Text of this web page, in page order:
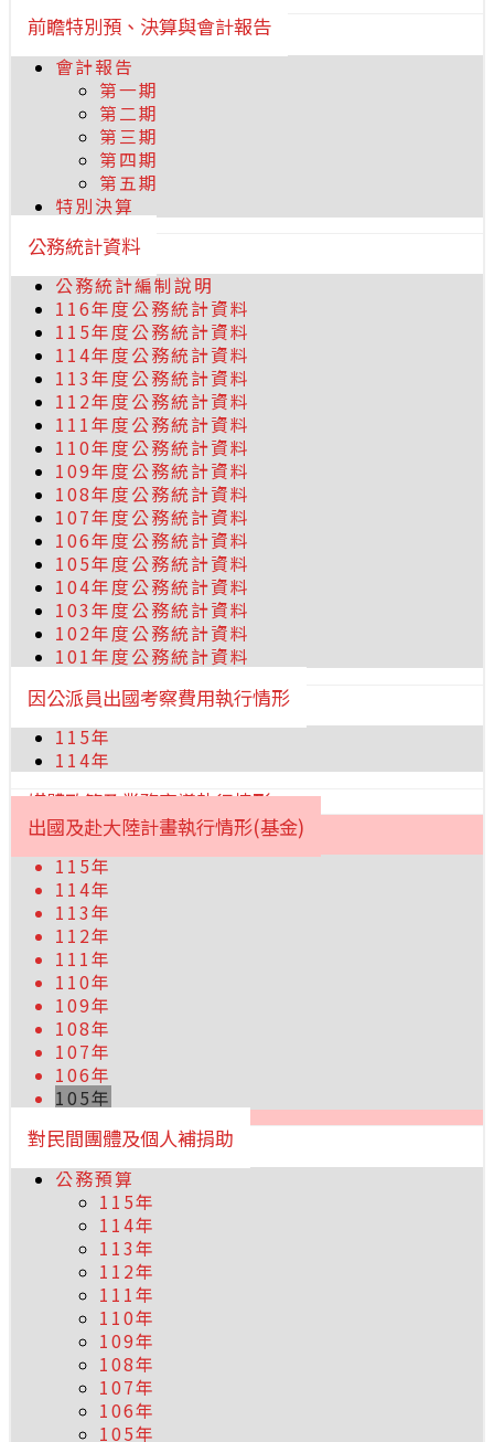
前瞻特別預、決算與會計報告
會計報告
第一期
第二期
第三期
第四期
第五期
特別決算
公務統計資料
公務統計編制說明
116年度公務統計資料
115年度公務統計資料
114年度公務統計資料
113年度公務統計資料
112年度公務統計資料
111年度公務統計資料
110年度公務統計資料
109年度公務統計資料
108年度公務統計資料
107年度公務統計資料
106年度公務統計資料
105年度公務統計資料
104年度公務統計資料
103年度公務統計資料
102年度公務統計資料
101年度公務統計資料
因公派員出國考察費用執行情形
115年
114年
媒體政策及業務宣導執行情形
出國及赴大陸計畫執行情形(基金)
115年
114年
113年
112年
111年
110年
109年
108年
107年
106年
105年
對民間團體及個人補捐助
公務預算
115年
114年
113年
112年
111年
110年
109年
108年
107年
106年
105年